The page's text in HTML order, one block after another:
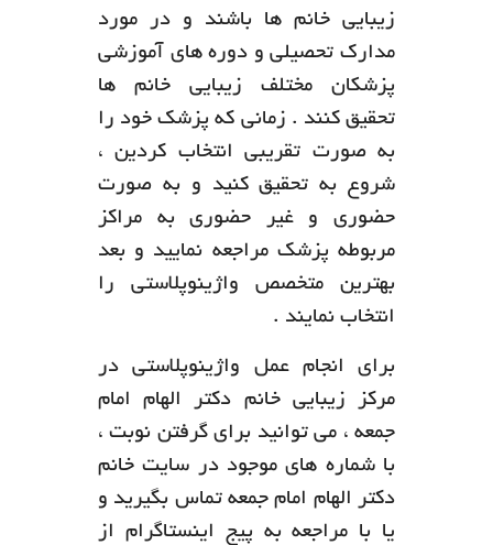
زیبایی خانم ها باشند و در مورد
مدارک تحصیلی و دوره های آموزشی
پزشکان مختلف زیبایی خانم ها
تحقیق کنند . زمانی که پزشک خود را
به صورت تقریبی انتخاب کردین ،
شروع به تحقیق کنید و به صورت
حضوری و غیر حضوری به مراکز
مربوطه پزشک مراجعه نمایید و بعد
بهترین متخصص واژینوپلاستی را
انتخاب نمایند .
برای انجام عمل واژینوپلاستی در
مرکز زیبایی خانم دکتر الهام امام
جمعه ، می توانید برای گرفتن نوبت ،
با شماره های موجود در سایت خانم
دکتر الهام امام جمعه تماس بگیرید و
یا با مراجعه به پیج اینستاگرام از